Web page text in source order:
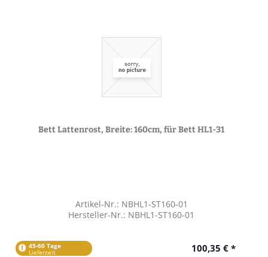
Bett Lattenrost, Breite: 160cm, für Bett HL1-31
Artikel-Nr.: NBHL1-ST160-01
Hersteller-Nr.: NBHL1-ST160-01
45-60 Tage
Lieferzeit 100,35 € *